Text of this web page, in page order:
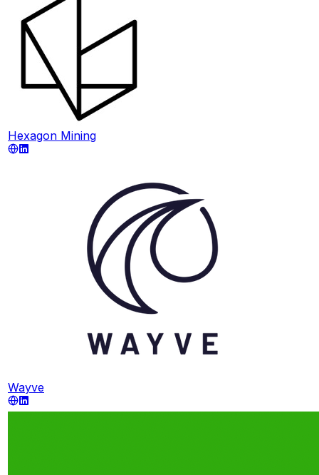
Hexagon Mining
Wayve